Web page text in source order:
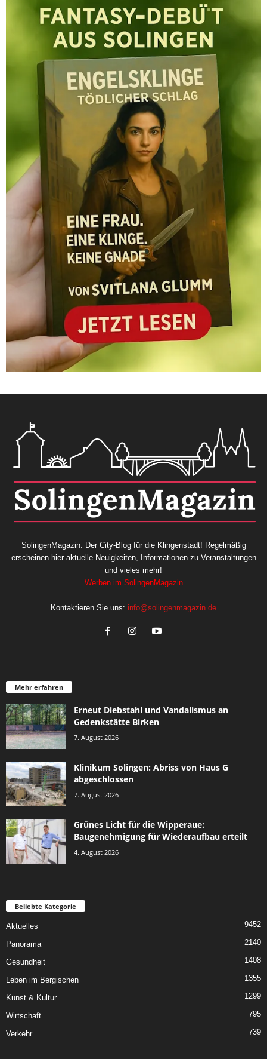
SolingenMagazin: Der City-Blog für die Klingenstadt! Regelmäßig
erscheinen hier aktuelle Neuigkeiten, Informationen zu Veranstaltungen
und vieles mehr!
Werben im SolingenMagazin
Kontaktieren Sie uns: info@solingenmagazin.de
Mehr erfahren
Erneut Diebstahl und Vandalismus an
Gedenkstätte Birken
7. August 2026
Klinikum Solingen: Abriss von Haus G
abgeschlossen
7. August 2026
Grünes Licht für die Wipperaue:
Baugenehmigung für Wiederaufbau erteilt
4. August 2026
Beliebte Kategorie
Aktuelles 9452
Panorama 2140
Gesundheit 1408
Leben im Bergischen 1355
Kunst & Kultur 1299
Wirtschaft 795
Verkehr 739